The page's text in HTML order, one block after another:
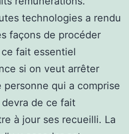
technologies a rendu
façons de procéder
fait essentiel
si on veut arrêter
qui a comprise
devra de ce fait
à jour ses recueilli. La